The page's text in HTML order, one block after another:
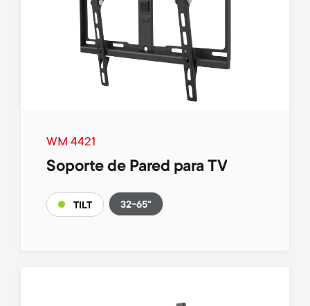
WM 4421
Soporte de Pared para TV
TILT 32-65"